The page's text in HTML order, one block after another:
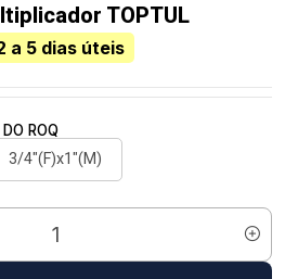
TOPTUL
a 5 dias úteis
ROQ
3/4"(F)x1"(M)